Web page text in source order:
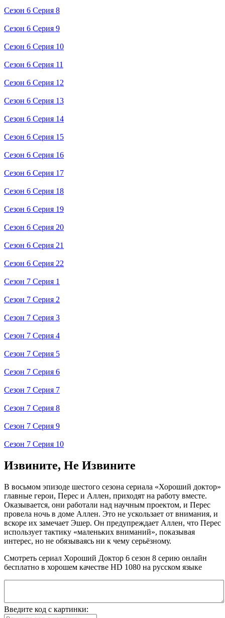
Сезон 6 Серия 8
Сезон 6 Серия 9
Сезон 6 Серия 10
Сезон 6 Серия 11
Сезон 6 Серия 12
Сезон 6 Серия 13
Сезон 6 Серия 14
Сезон 6 Серия 15
Сезон 6 Серия 16
Сезон 6 Серия 17
Сезон 6 Серия 18
Сезон 6 Серия 19
Сезон 6 Серия 20
Сезон 6 Серия 21
Сезон 6 Серия 22
Сезон 7 Серия 1
Сезон 7 Серия 2
Сезон 7 Серия 3
Сезон 7 Серия 4
Сезон 7 Серия 5
Сезон 7 Серия 6
Сезон 7 Серия 7
Сезон 7 Серия 8
Сезон 7 Серия 9
Сезон 7 Серия 10
Извините, Не Извините
В восьмом эпизоде шестого сезона сериала «Хороший доктор»
главные герои, Перес и Аллен, приходят на работу вместе.
Оказывается, они работали над научным проектом, и Перес
провела ночь в доме Аллен. Это не ускользает от внимания, и
вскоре их замечает Эшер. Он предупреждает Аллен, что Перес
использует тактику «маленьких вниманий», показывая
интерес, но не обязываясь ни к чему серьёзному.
Смотреть сериал Хороший Доктор 6 сезон 8 серию онлайн
бесплатно в хорошем качестве HD 1080 на русском языке
Введите код с картинки: